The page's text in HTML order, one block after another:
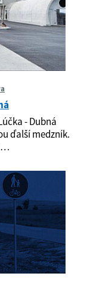
- Dubná
ďalší medzník.